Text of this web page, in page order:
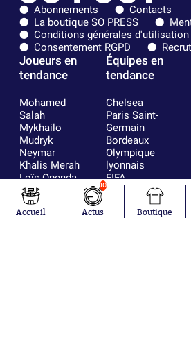
Abonnements
Contacts
La boutique SO PRESS
Conditions générales d'utilisation
Consentement RGPD
Joueurs en
tendance
Mohamed
Salah
Mykhailo
Mudryk
Neymar
Khalis Merah
Loïs Openda
Moussa
Niakhaté
Nicolás
Équipes en
tendance
Chelsea
Paris Saint-
Germain
Bordeaux
Olympique
lyonnais
FIFA
Real Madrid
RC Strasbourg
AC Milan
Accueil
10
Actus Boutique